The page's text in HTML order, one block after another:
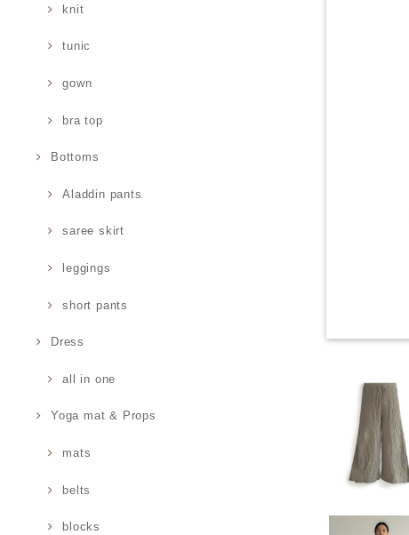
knit
tunic
gown
bra top
Bottoms
Aladdin pants
saree skirt
leggings
short pants
Dress
all in one
Yoga mat & Props
mats
belts
blocks